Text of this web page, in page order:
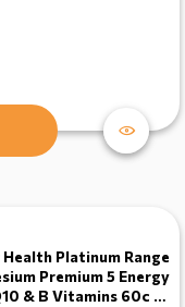
Platinum Range
Premium 5 Energy
& B Vitamins 60c …